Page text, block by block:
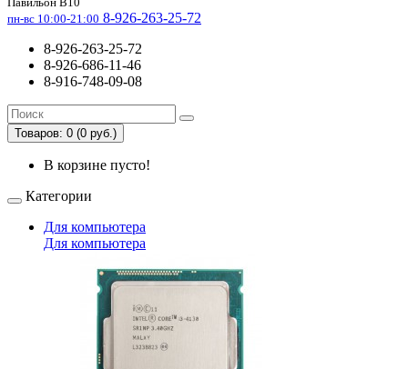
пн-вс 10:00-21:00 8-926-263-25-72
8-926-263-25-72
8-926-686-11-46
8-916-748-09-08
Товаров: 0 (0 руб.)
В корзине пусто!
Категории
Для компьютера
Для компьютера